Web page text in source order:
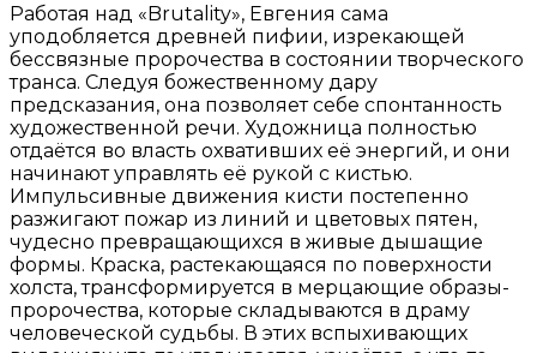
Работая над «Brutality», Евгения сама
уподобляется древней пифии, изрекающей
бессвязные пророчества в состоянии творческого
транса. Следуя божественному дару
предсказания, она позволяет себе спонтанность
художественной речи. Художница полностью
отдаётся во власть охвативших её энергий, и они
начинают управлять её рукой с кистью.
Импульсивные движения кисти постепенно
разжигают пожар из линий и цветовых пятен,
чудесно превращающихся в живые дышащие
формы. Краска, растекающаяся по поверхности
холста, трансформируется в мерцающие образы-
пророчества, которые складываются в драму
человеческой судьбы. В этих вспыхивающих